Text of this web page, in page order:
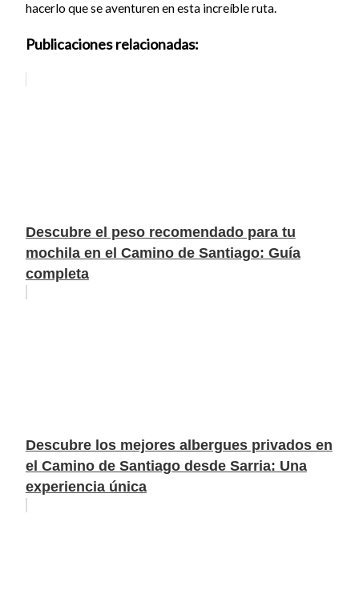
hacerlo que se aventuren en esta increíble ruta.
Publicaciones relacionadas:
Descubre el peso recomendado para tu
mochila en el Camino de Santiago: Guía
completa
Descubre los mejores albergues privados en
el Camino de Santiago desde Sarria: Una
experiencia única